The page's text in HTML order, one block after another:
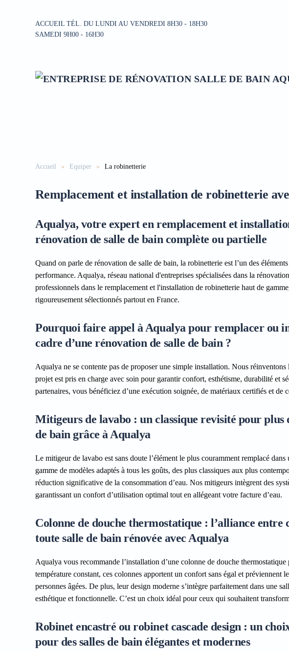
Accéder au contenu principal
ACCUEIL TÉL. DU LUNDI AU VENDREDI 8H30 - 18H30
SAMEDI 9H00 - 16H30
Accueil Equiper La robinetterie
Remplacement et installation de robinetterie
Aqualya, votre expert en remplacement et
rénovation de salle de bain complète ou partielle
Quand on parle de rénovation de salle de bain, la robinetterie est l’un des
performance. Aqualya, réseau national d'entreprises spécialisées dans la
professionnels dans le remplacement et l'installation de robinetterie haut de
rigoureusement sélectionnés partout en France.
Pourquoi faire appel à Aqualya pour remplacer ou
cadre d’une rénovation de salle de bain ?
Aqualya ne se contente pas de proposer une simple installation. Nous
projet est pris en charge avec soin pour garantir confort, esthétisme, durabilité et
partenaires, vous bénéficiez d’une exécution soignée, de matériaux certifiés et de
Mitigeurs de lavabo : un classique revisité pour plus
de bain grâce à Aqualya
Le mitigeur de lavabo est sans doute l’élément le plus couramment remplacé
gamme de modèles adaptés à tous les goûts, des plus classiques aux plus
réduction significative de la consommation d’eau. Nos mitigeurs intègrent des
garantissant un confort d’utilisation optimal tout en allégeant votre facture d’eau.
Colonne de douche thermostatique : l’alliance
toute salle de bain rénovée avec Aqualya
Aqualya vous recommande l’installation d’une colonne de douche
température constant, ces colonnes apportent un confort sans égal et préviennent
personnes âgées. De plus, leur design moderne s’intègre parfaitement dans une
esthétique et fonctionnelle. C’est un choix idéal pour ceux qui souhaitent
Robinet encastré ou robinet cascade design : un
pour des salles de bain élégantes et modernes